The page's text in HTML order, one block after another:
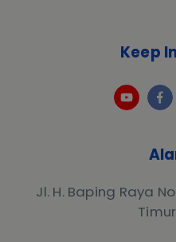
Jl. H. Baping Raya
Keep